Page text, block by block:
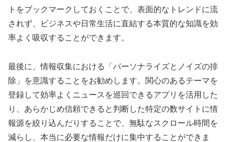
トをブックマークしておくことで、表面的なトレンドに流
されず、ビジネスや日常生活に直結する本質的な知識を効
率よく吸収することができます。
最後に、情報収集における「パーソナライズとノイズの排
除」を意識することをお勧めします。関心のあるテーマを
登録して効率よくニュースを巡回できるアプリを活用した
り、あらかじめ信頼できると判断した特定の数サイトに情
報源を絞り込んだりすることで、無駄なスクロール時間を
減らし、本当に必要な情報だけに集中することができま